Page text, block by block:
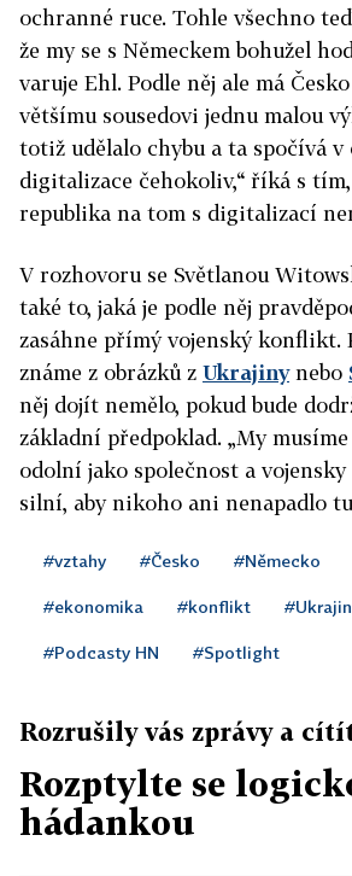
ochranné ruce. Tohle všechno
že my se s Německem bohužel
varuje Ehl. Podle něj ale má
většímu sousedovi jednu malou
totiž udělalo chybu a ta spočívá
digitalizace čehokoliv,“ říká s tím,
republika na tom s digitalizací
V rozhovoru se Světlanou
také to, jaká je podle něj
zasáhne přímý vojenský konflikt.
známe z obrázků z Ukrajinynebo
něj dojít nemělo, pokud bude
základní předpoklad. „My
odolní jako společnost a
silní, aby nikoho ani nenapadlo
#vztahy #Česko #Německo
#ekonomika #konflikt
#Podcasty HN #Spotlight
Rozrušily vás zprávy a
Rozptylte se
hádankou